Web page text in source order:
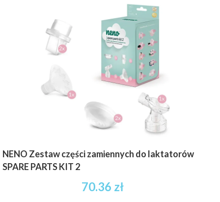
NENO Zestaw części zamiennych do laktatorów
SPARE PARTS KIT 2
70.36 zł